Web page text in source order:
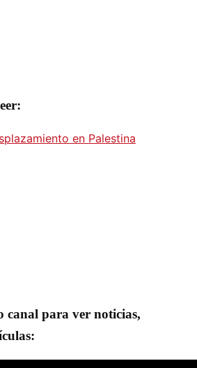
en Palestina
canal para ver noticias,